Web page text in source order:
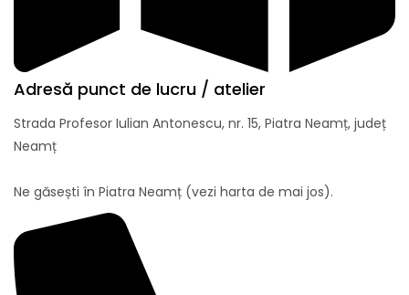
Adresă punct de lucru / atelier
Strada Profesor Iulian Antonescu, nr. 15, Piatra Neamț, județ
Neamț
Ne găsești în Piatra Neamț (vezi harta de mai jos).